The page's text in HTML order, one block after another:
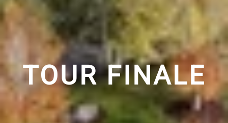
TOUR FINALE